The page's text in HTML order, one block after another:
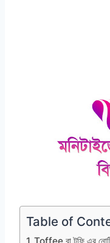
Table of
Toffee বা টফি এর